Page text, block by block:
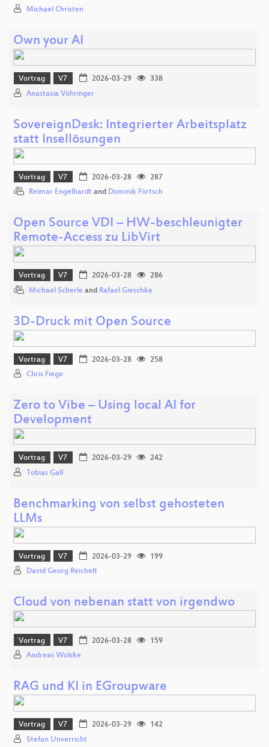
Michael Christen
Own your AI
Vortrag V7 2026-03-29
338
Anastasia Vöhringer
SovereignDesk: Integrierter Arbeitsplatz
statt Insellösungen
Vortrag V7 2026-03-28
287
Reimar Engelhardt and Dominik Förtsch
Open Source VDI – HW-beschleunigter
Remote-Access zu LibVirt
Vortrag V7 2026-03-28
286
Michael Scherle and Rafael Gieschke
3D-Druck mit Open Source
Vortrag V7 2026-03-28
258
Chris Fiege
Zero to Vibe – Using local AI for
Development
Vortrag V7 2026-03-29
242
Tobias Gall
Benchmarking von selbst gehosteten
LLMs
Vortrag V7 2026-03-29
199
David Georg Reichelt
Cloud von nebenan statt von irgendwo
Vortrag V7 2026-03-28
159
Andreas Wolske
RAG und KI in EGroupware
Vortrag V7 2026-03-29
142
Stefan Unverricht